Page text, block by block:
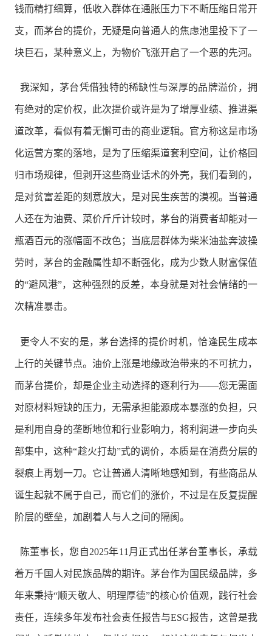
钱而精打细算，低收入群体在通胀压力下不断压缩日常开
支，而茅台的提价，无疑是向普通人的焦虑池里投下了一
块巨石，某种意义上，为物价飞涨开启了一个恶的先河。
我深知，茅台凭借独特的稀缺性与深厚的品牌溢价，拥
有绝对的定价权，此次提价或许是为了增厚业绩、推进渠
道改革，看似有着无懈可击的商业逻辑。官方称这是市场
化运营方案的落地，是为了压缩渠道套利空间，让价格回
归市场规律，但剥开这些商业话术的外壳，我们看到的，
是对贫富差距的刻意放大，是对民生疾苦的漠视。当普通
人还在为油费、菜价斤斤计较时，茅台的消费者却能对一
瓶酒百元的涨幅面不改色；当底层群体为柴米油盐奔波操
劳时，茅台的金融属性却不断强化，成为少数人财富保值
的“避风港”，这种强烈的反差，本身就是对社会情绪的一
次精准暴击。
更令人不安的是，茅台选择的提价时机，恰逢民生成本
上行的关键节点。油价上涨是地缘政治带来的不可抗力，
而茅台提价，却是企业主动选择的逐利行为——您无需面
对原材料短缺的压力，无需承担能源成本暴涨的负担，只
是利用自身的垄断地位和行业影响力，将利润进一步向头
部集中，这种“趁火打劫”式的调价，本质是在消费分层的
裂痕上再划一刀。它让普通人清晰地感知到，有些商品从
诞生起就不属于自己，而它们的涨价，不过是在反复提醒
阶层的壁垒，加剧着人与人之间的隔阂。
陈董事长，您自2025年11月正式出任茅台董事长，承载
着万千国人对民族品牌的期许。茅台作为国民级品牌，多
年来秉持“顺天敬人、明理厚德”的核心价值观，践行社会
责任，连续多年发布社会责任报告与ESG报告，这曾是我